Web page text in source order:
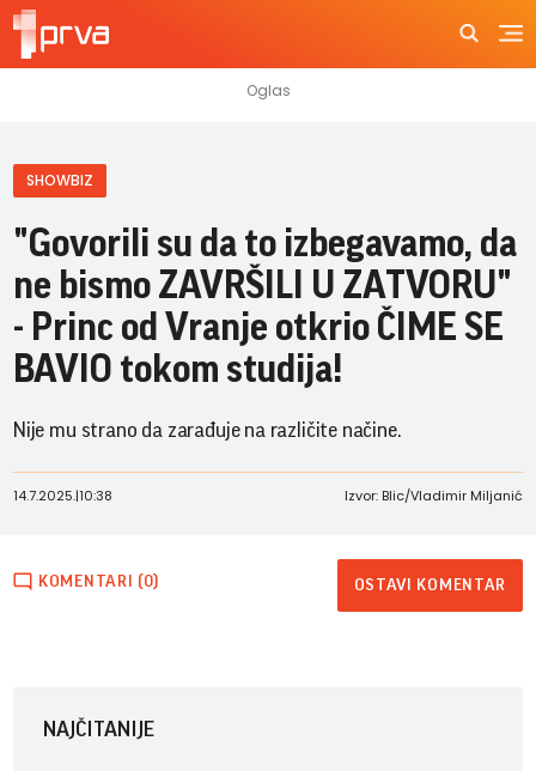
SHOWBIZ
"Govorili su da to izbegavamo, da
ne bismo ZAVRŠILI U ZATVORU"
- Princ od Vranje otkrio ČIME SE
BAVIO tokom studija!
Nije mu strano da zarađuje na različite načine.
14.7.2025.|10:38 Izvor: Blic/Vladimir Miljanić
KOMENTARI (0) OSTAVI KOMENTAR
NAJČITANIJE